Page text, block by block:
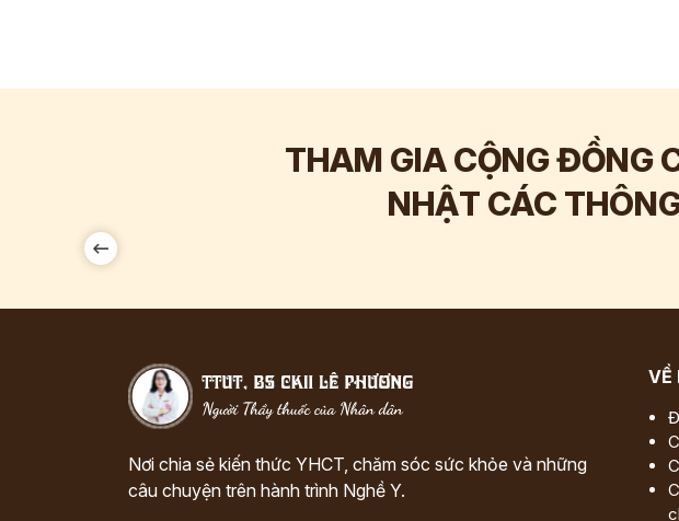
THAM GIA CỘNG ĐỒNG
NHẬT CÁC
142.000
Hơn120.000
Tương tác
Nơi chia sẻ kiến thức YHCT, chăm sóc sức khỏe và những
câu chuyện trên hành trình Nghề Y.
VỀ